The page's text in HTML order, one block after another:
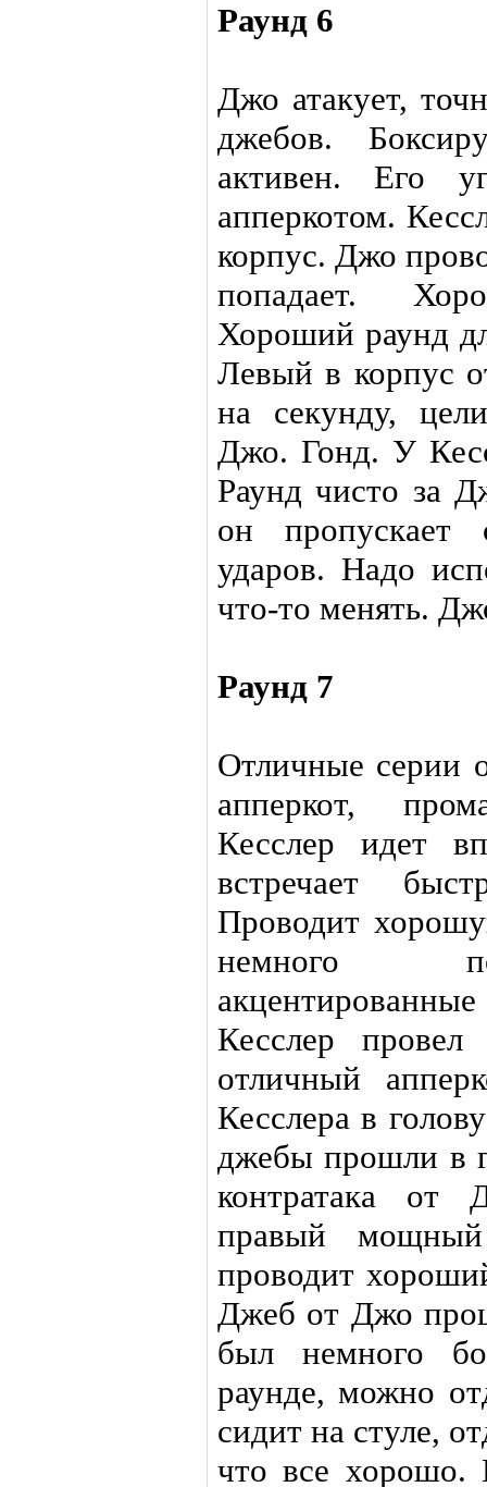
Раунд 6
Джо атакует,
джебов.
активен. Его
апперкотом.
корпус. Джо
попадает.
Хороший раунд
Левый в корпус
на секунду,
Джо. Гонд. У
Раунд чисто за
он пропускает
ударов. Надо
что-то менять.
Раунд 7
Отличные серии
апперкот,
Кесслер идет
встречает
Проводит
немного
Кесслер
отличный
Кесслера в
джебы прошли в
контратака
правый
проводит
Джеб от Джо
был немного
раунде, можно
сидит на стуле,
что все хорошо.